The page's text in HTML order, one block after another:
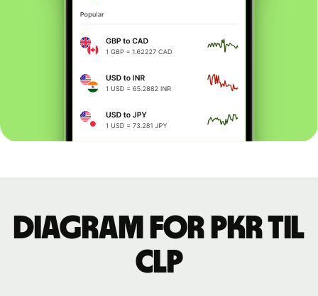
Diagram for PKR til
CLP